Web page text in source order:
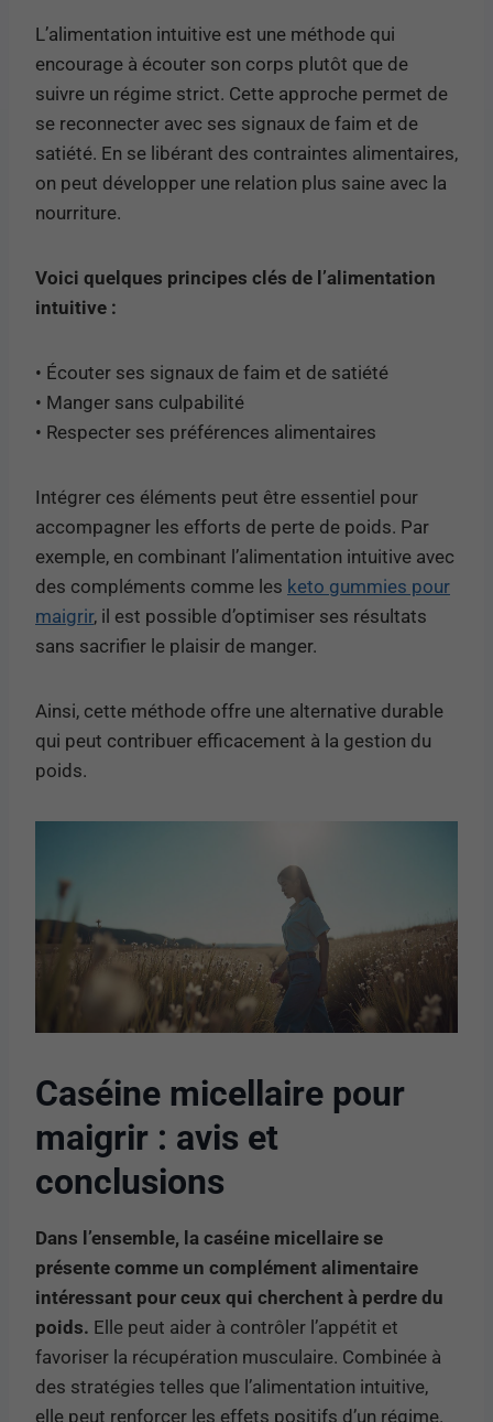
L’alimentation intuitive est une méthode qui
encourage à écouter son corps plutôt que de
suivre un régime strict. Cette approche permet de
se reconnecter avec ses signaux de faim et de
satiété. En se libérant des contraintes alimentaires,
on peut développer une relation plus saine avec la
nourriture.
Voici quelques principes clés de l’alimentation
intuitive :
• Écouter ses signaux de faim et de satiété
• Manger sans culpabilité
• Respecter ses préférences alimentaires
Intégrer ces éléments peut être essentiel pour
accompagner les efforts de perte de poids. Par
exemple, en combinant l’alimentation intuitive avec
des compléments comme les keto gummies pour
maigrir, il est possible d’optimiser ses résultats
sans sacrifier le plaisir de manger.
Ainsi, cette méthode offre une alternative durable
qui peut contribuer efficacement à la gestion du
poids.
Caséine micellaire pour
maigrir : avis et
conclusions
Dans l’ensemble, la caséine micellaire se
présente comme un complément alimentaire
intéressant pour ceux qui cherchent à perdre du
poids. Elle peut aider à contrôler l’appétit et
favoriser la récupération musculaire. Combinée à
des stratégies telles que l’alimentation intuitive,
elle peut renforcer les effets positifs d’un régime.